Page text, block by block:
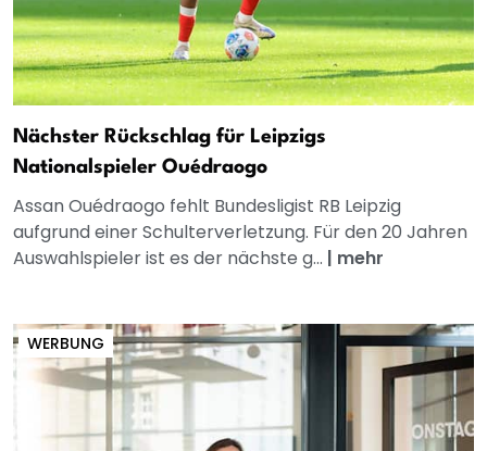
Nächster Rückschlag für Leipzigs
Nationalspieler Ouédraogo
Assan Ouédraogo fehlt Bundesligist RB Leipzig
aufgrund einer Schulterverletzung. Für den 20 Jahren
Auswahlspieler ist es der nächste g... | mehr
WERBUNG